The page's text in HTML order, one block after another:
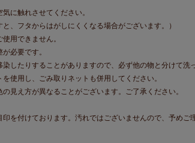
に触れさせてください。
、フタからはがしにくくなる場合がございます。）
用できません。
必要です。
したりすることがありますので、必ず他の物と分けて洗
使用し、ごみ取りネットも併用してください。
見え方が異なることがございます。ご了承ください。
を付けております。汚れではございませんので、予めご